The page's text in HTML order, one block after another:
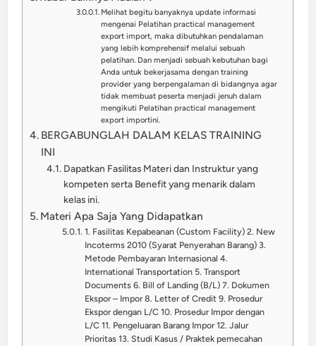
Melihat begitu banyaknya update informasi
mengenai Pelatihan practical management
export import, maka dibutuhkan pendalaman
yang lebih komprehensif melalui sebuah
pelatihan. Dan menjadi sebuah kebutuhan bagi
Anda untuk bekerjasama dengan training
provider yang berpengalaman di bidangnya agar
tidak membuat peserta menjadi jenuh dalam
mengikuti Pelatihan practical management
export importini.
BERGABUNGLAH DALAM KELAS TRAINING
INI
Dapatkan Fasilitas Materi dan Instruktur yang
kompeten serta Benefit yang menarik dalam
kelas ini.
Materi Apa Saja Yang Didapatkan
1. Fasilitas Kepabeanan (Custom Facility) 2. New
Incoterms 2010 (Syarat Penyerahan Barang) 3.
Metode Pembayaran Internasional 4.
International Transportation 5. Transport
Documents 6. Bill of Landing (B/L) 7. Dokumen
Ekspor – Impor 8. Letter of Credit 9. Prosedur
Ekspor dengan L/C 10. Prosedur Impor dengan
L/C 11. Pengeluaran Barang Impor 12. Jalur
Prioritas 13. Studi Kasus / Praktek pemecahan